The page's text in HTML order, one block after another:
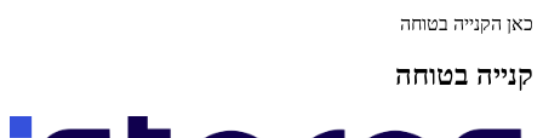
כאן הקנייה בטוחה
קנייה בטוחה